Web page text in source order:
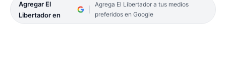
Agregar El
Libertador en
Agrega El Libertador a tus medios
preferidos en Google